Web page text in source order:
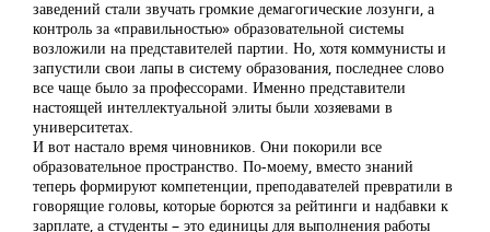
заведений стали звучать громкие демагогические лозунги, а
контроль за «правильностью» образовательной системы
возложили на представителей партии. Но, хотя коммунисты и
запустили свои лапы в систему образования, последнее слово
все чаще было за профессорами. Именно представители
настоящей интеллектуальной элиты были хозяевами в
университетах.
И вот настало время чиновников. Они покорили все
образовательное пространство. По-моему, вместо знаний
теперь формируют компетенции, преподавателей превратили в
говорящие головы, которые борются за рейтинги и надбавки к
зарплате, а студенты – это единицы для выполнения работы